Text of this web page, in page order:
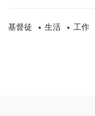
基督徒 • 生活 • 工作